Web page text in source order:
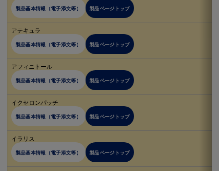
製品基本情報（電子添文等） 製品ページトップ
アテキュラ
製品基本情報（電子添文等） 製品ページトップ
アフィニトール
製品基本情報（電子添文等） 製品ページトップ
イクセロンパッチ
製品基本情報（電子添文等） 製品ページトップ
イラリス
製品基本情報（電子添文等） 製品ページトップ